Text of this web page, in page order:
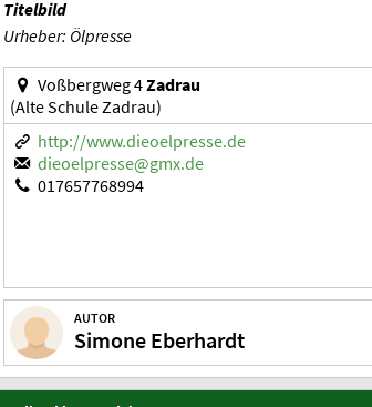
Titelbild
Urheber: Ölpresse
Voßbergweg 4Zadrau
(Alte Schule Zadrau)
http://www.dieoelpresse.de
dieoelpresse@gmx.de
017657768994
AUTOR
Simone Eberhardt